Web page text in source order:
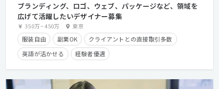
ブランディング、ロゴ、ウェブ、パッケージなど、領域を
広げて活躍したいデザイナー募集
350万~450万 東京
服装自由 副業OK
クライアントとの直接取引多数
英語が活かせる
経験者優遇